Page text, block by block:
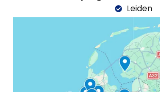
Leiden